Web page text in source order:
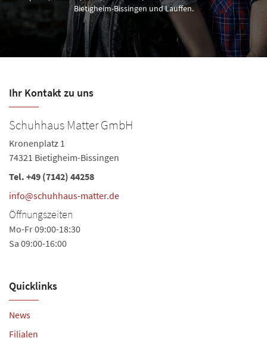
Bietigheim-Bissingen und Lauffen.
Ihr Kontakt zu uns
Schuhhaus Matter GmbH
Kronenplatz 1
74321 Bietigheim-Bissingen
Tel. +49 (7142) 44258
info@schuhhaus-matter.de
Öffnungszeiten
Mo-Fr 09:00-18:30
Sa 09:00-16:00
Quicklinks
News
Filialen